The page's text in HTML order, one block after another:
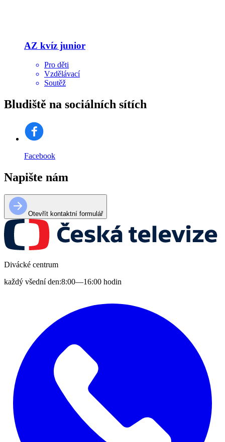
AZ kvíz junior
Pro děti
Vzdělávací
Soutěž
Bludiště na sociálních sítích
Facebook
Napište nám
Otevřít kontaktní formulář
Divácké centrum
každý všední den:8:00—16:00 hodin